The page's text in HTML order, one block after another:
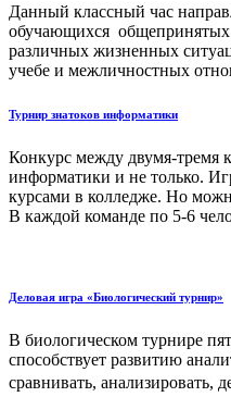
Данный классный час
обучающихся
различных жизненных
учебе и межличностных
Турнир знатоков информатики
Конкурс между двумя-тремя
информатики и не только.
курсами в колледже. Но
В каждой команде по 5-6
Деловая игра «Биологический турнир»
В биологическом турнире
способствует развитию
сравнивать, анализировать,